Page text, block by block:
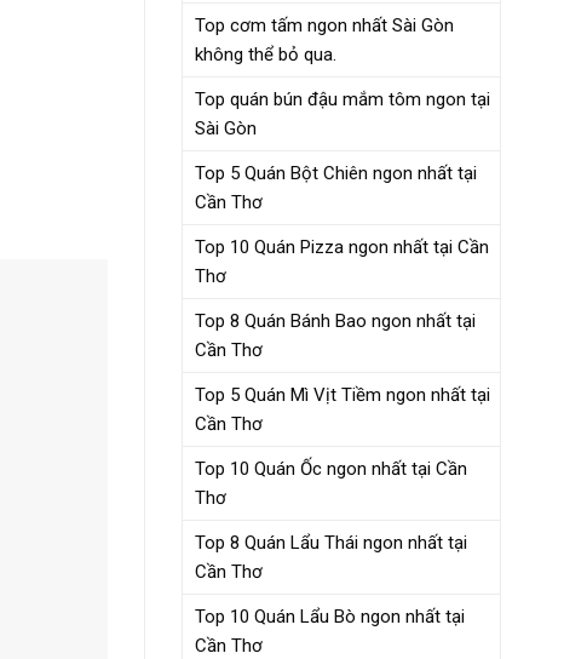
Top cơm tấm ngon nhất Sài Gòn
không thể bỏ qua.
Top quán bún đậu mắm tôm ngon tại
Sài Gòn
Top 5 Quán Bột Chiên ngon nhất tại
Cần Thơ
Top 10 Quán Pizza ngon nhất tại Cần
Thơ
Top 8 Quán Bánh Bao ngon nhất tại
Cần Thơ
Top 5 Quán Mì Vịt Tiềm ngon nhất tại
Cần Thơ
Top 10 Quán Ốc ngon nhất tại Cần
Thơ
Top 8 Quán Lẩu Thái ngon nhất tại
Cần Thơ
Top 10 Quán Lẩu Bò ngon nhất tại
Cần Thơ